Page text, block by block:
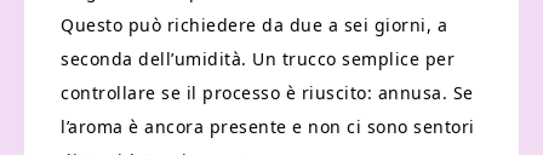
Questo può richiedere da due a sei giorni, a
seconda dell’umidità. Un trucco semplice per
controllare se il processo è riuscito: annusa. Se
l’aroma è ancora presente e non ci sono sentori